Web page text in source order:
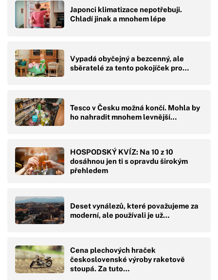
Japonci klimatizace nepotřebuji.
Chladí jinak a mnohem lépe
Vypadá obyčejný a bezcenný, ale
sběratelé za tento pokojíček pro…
Tesco v Česku možná končí. Mohla by
ho nahradit mnohem levnější…
HOSPODSKÝ KVÍZ: Na 10 z 10
dosáhnou jen ti s opravdu širokým
přehledem
Deset vynálezů, které považujeme za
moderní, ale používali je už…
Cena plechových hraček
československé výroby raketově
stoupá. Za tuto…